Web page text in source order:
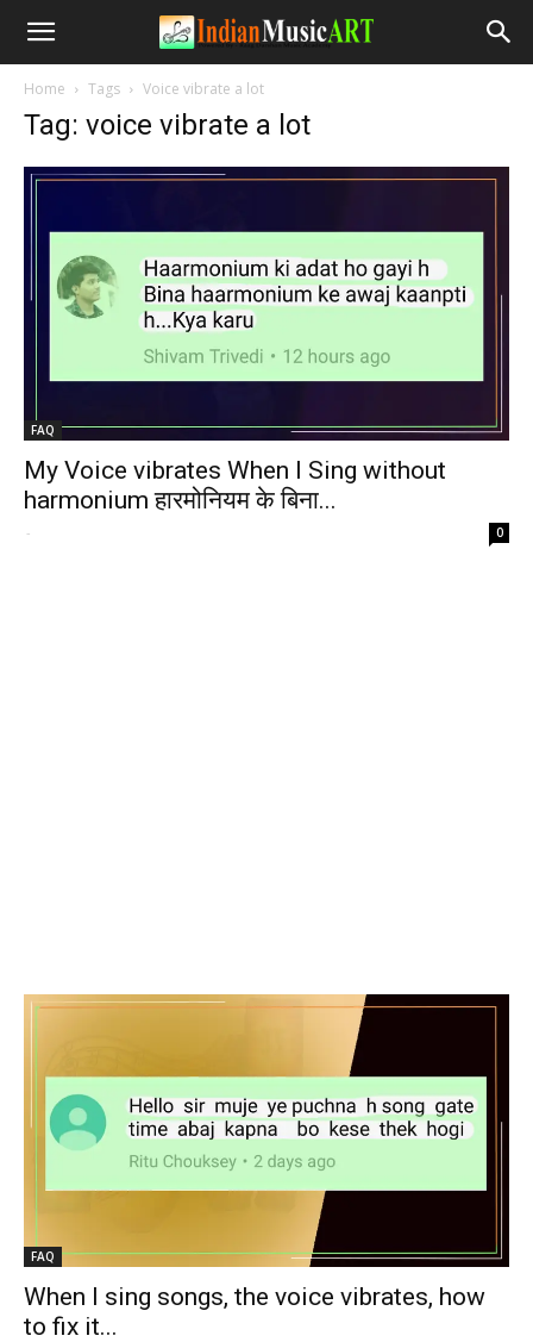
Home Tags Voice vibrate a lot
Tag: voice vibrate a lot
FAQ
My Voice vibrates When I Sing without
harmonium हारमोनियम के बिना...
- 0
FAQ
When I sing songs, the voice vibrates, how
to fix it...